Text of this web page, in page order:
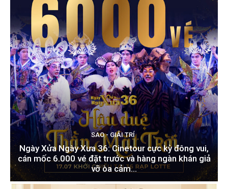
SAO - GIẢI TRÍ
Ngày Xửa Ngày Xưa 36: Cinetour cực kỳ đông vui,
cán mốc 6.000 vé đặt trước và hàng ngàn khán giả
vỡ òa cảm...